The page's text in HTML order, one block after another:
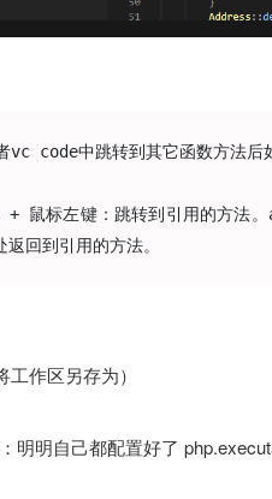
code中跳转到其它函数方法后
鼠标左键：跳转到引用的方
回到引用的方法。
作区另存为）
明明自己都配置好了